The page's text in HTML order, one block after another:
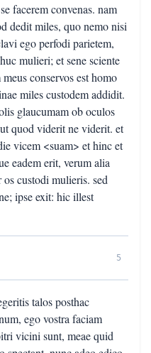
facerem convenas. nam
dedit miles, quo nemo nisi
ego perfodi parietem,
mulieri; et sene sciente
conservos est homo
miles custodem addidit.
glaucumam ob oculos
quod viderit ne viderit. et
vicem <suam> et hinc et
eadem erit, verum alia
custodi mulieris. sed
ipse exit: hic illest
5
talos posthac
ego vostra faciam
vicini sunt, meae quid